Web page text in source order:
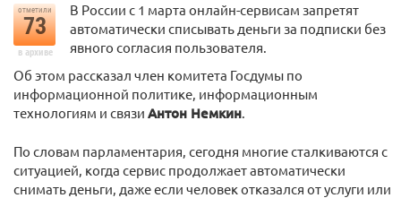
отметили
73
в архиве
В России с 1 марта онлайн-сервисам запретят
автоматически списывать деньги за подписки без
явного согласия пользователя.
Об этом рассказал член комитета Госдумы по
информационной политике, информационным
технологиям и связи Антон Немкин.
По словам парламентария, сегодня многие сталкиваются с
ситуацией, когда сервис продолжает автоматически
снимать деньги, даже если человек отказался от услуги или